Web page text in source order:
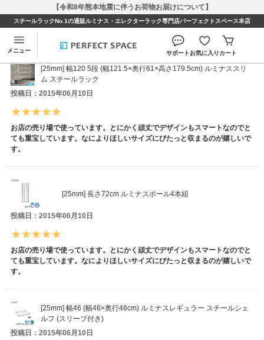
【令和8年熊本地震に伴うお荷物お届けについて】
スチールラックNo.1の通販ルミナス・エレクターラック専門店パーフェクトスペース本店
メニュー サポートお気に入り カート
peesboldさんのレビュー
[25mm] 幅120 5段 (幅121.5×奥行61×高さ179.5cm) ルミナススリ
ム スチールラック
投稿日：2015年06月10日
お店の売り場で使っています。とにかく頑丈でデザインもスマートなのでと
ても重宝しています。なによりほしいサイズにびたっと収まるのが嬉しいで
す。
[25mm] 長さ72cm ルミナスポール4本組
投稿日：2015年06月10日
お店の売り場で使っています。とにかく頑丈でデザインもスマートなのでと
ても重宝しています。なによりほしいサイズにびたっと収まるのが嬉しいで
す。
[25mm] 幅46 (幅46×奥行46cm) ルミナスレギュラー スチールシェ
ルフ (スリーブ付き)
投稿日：2015年06月10日